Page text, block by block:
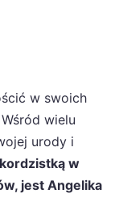
w swoich
wielu
urody i
w
jest Angelika